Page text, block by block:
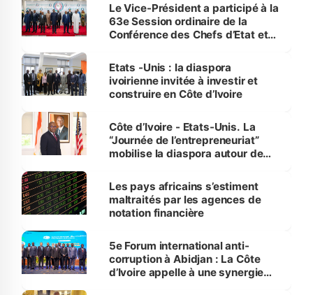
Le Vice-Président a participé à la
63e Session ordinaire de la
Conférence des Chefs d’Etat et
en Guinée-Bissau
Etats -Unis : la diaspora
ivoirienne invitée à investir et
construire en Côte d’Ivoire
Côte d’Ivoire - Etats-Unis. La
“Journée de l’entrepreneuriat”
mobilise la diaspora autour de
Les pays africains s’estiment
maltraités par les agences de
notation financière
5e Forum international anti-
corruption à Abidjan : La Côte
d’Ivoire appelle à une synergie